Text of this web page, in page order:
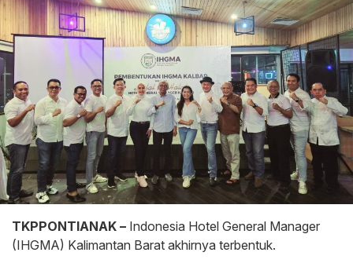
TKPPONTIANAK – Indonesia Hotel General Manager
(IHGMA) Kalimantan Barat akhirnya terbentuk.